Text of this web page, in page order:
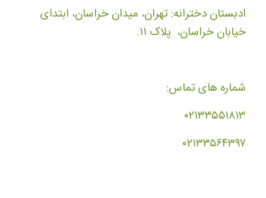
ادبستان دخترانه: تهران، میدان خراسان، ابتدای
خیابان خراسان، پلاک ۱۱.
شماره های تماس:
۰۲۱۳۳۵۵۱۸۱۳
۰۲۱۳۳۵۶۴۳۹۷